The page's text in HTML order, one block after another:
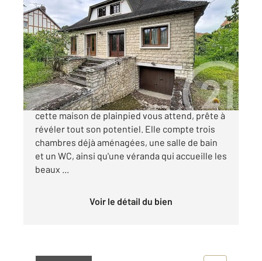
COMPIEGNE 60
130 m2 , 4 pièces
Ref : 18078
Maison à vendre
465 000 €
Au cœur du quartier calme de Compiègne,
cette maison de plainpied vous attend, prête à
révéler tout son potentiel. Elle compte trois
chambres déjà aménagées, une salle de bain
et un WC, ainsi qu'une véranda qui accueille les
beaux ...
Voir le détail du bien